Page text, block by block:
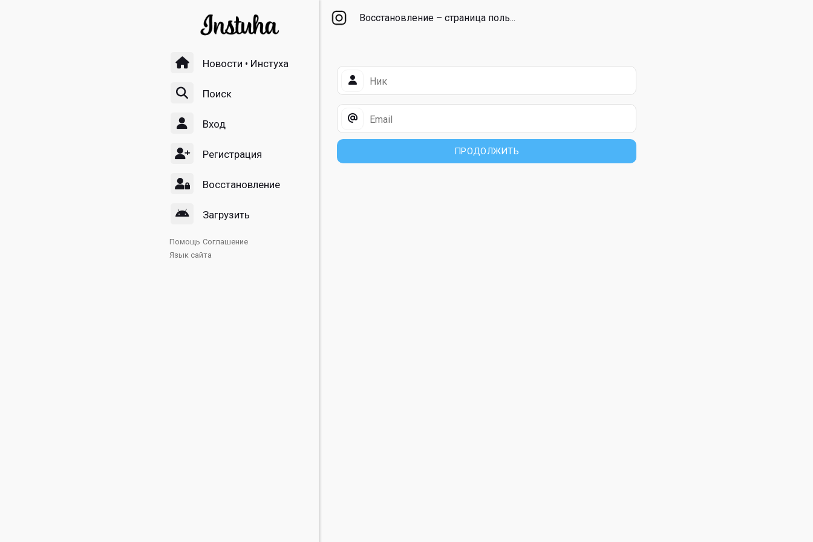
Восстановление – cтраница поль...
Новости • Инстуха
Поиск
Вход
Регистрация
Восстановление
Загрузить
Помощь Соглашение
Язык сайта
ПРОДОЛЖИТЬ